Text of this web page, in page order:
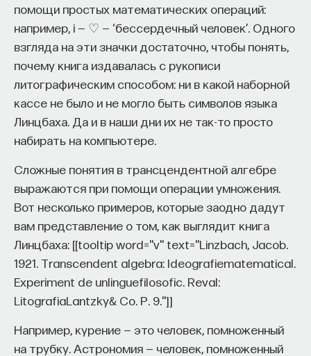
помощи простых математических операций:
например, i — ♡ — ‘бессердечный человек’. Одного
взгляда на эти значки достаточно, чтобы понять,
почему книга издавалась с рукописи
литографическим способом: ни в какой наборной
кассе не было и не могло быть символов языка
Линцбаха. Да и в наши дни их не так-то просто
набирать на компьютере.
Сложные понятия в трансцендентной алгебре
выражаются при помощи операции умножения.
Вот несколько примеров, которые заодно дадут
вам представление о том, как выглядит книга
Линцбаха: [[tooltip word="v" text="Linzbach, Jacob.
1921. Transcendent algebra: Ideografiematematical.
Experiment de unlinguefilosofic. Reval:
LitografiaLantzky& Co. P. 9."]]
Например, курение — это человек, помноженный
на трубку. Астрономия — человек, помноженный